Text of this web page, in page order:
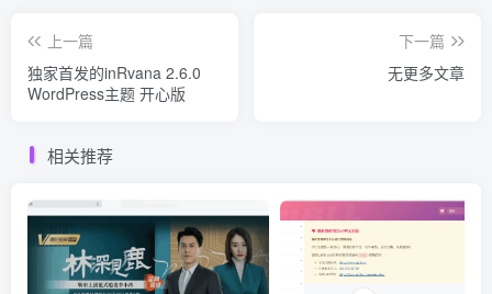
上一篇
独家首发的inRvana 2.6.0
WordPress主题 开心版
下一篇
无更多文章
相关推荐